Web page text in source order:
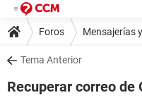
Foros Mensajerías
Tema Anterior
Recuperar correo de